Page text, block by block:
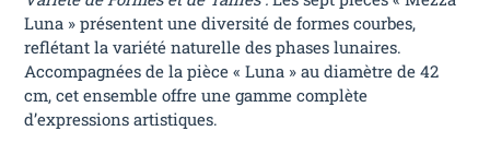
Luna » présentent une diversité de formes courbes,
reflétant la variété naturelle des phases lunaires.
Accompagnées de la pièce « Luna » au diamètre de 42
cm, cet ensemble offre une gamme complète
d’expressions artistiques.